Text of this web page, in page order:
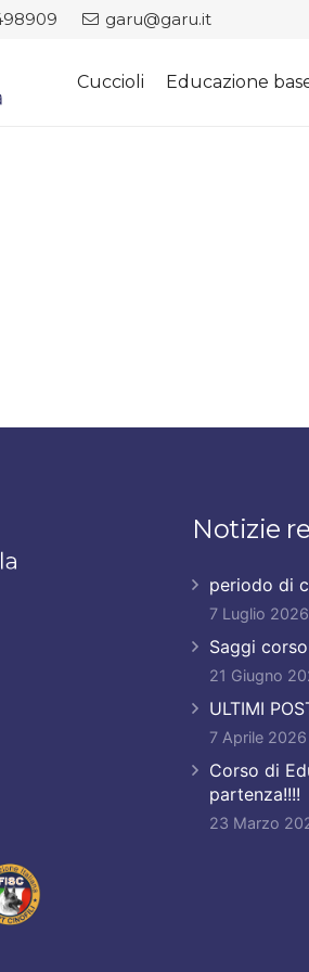
garu@garu.it
Cuccioli Educazione
Notizie
periodo di
7 Luglio 2026
Saggi
21 Giugno
ULTIMI
7 Aprile 2026
Corso di
partenza!!!!
23 Marzo